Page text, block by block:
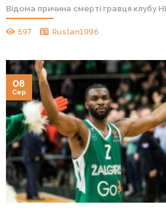
Відома причина смерті гравця клубу
597 Ruslan1996
08
Сер